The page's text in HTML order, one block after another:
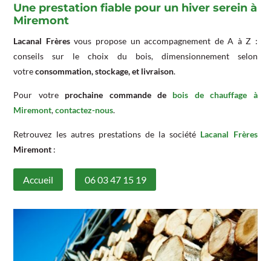
Une prestation fiable pour un hiver serein à
Miremont
Lacanal Frères vous propose un accompagnement de A à Z :
conseils sur le choix du bois, dimensionnement selon
votre consommation, stockage, et livraison.
Pour votre prochaine commande de bois de chauffage à
Miremont, contactez-nous.
Retrouvez les autres prestations de la société Lacanal Frères
Miremont :
Accueil 06 03 47 15 19